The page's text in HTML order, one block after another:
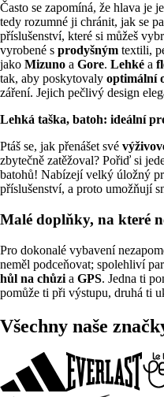
Často se zapomíná, že hlava je
tedy rozumné ji chránit, jak se
příslušenství, které si můžeš
vyrobené s prodyšným textili,
jako Mizuno a Gore. Lehké a
tak, aby poskytovaly optimální
záření. Jejich pečlivý design
Lehká taška, batoh: ideální
Ptáš se, jak přenášet své
zbytečně zatěžoval? Pořiď si
batohů! Nabízejí velký úložný
příslušenství, a proto umožňují
Malé doplňky, na které
Pro dokonalé vybavení
neměl podceňovat; spolehliví
hůl na chůzi a GPS. Jedna ti
pomůže ti při výstupu, druhá ti
Všechny naše